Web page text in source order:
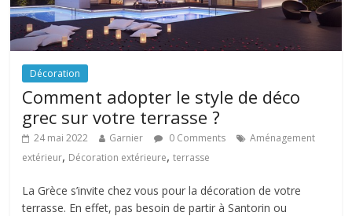
Décoration
Comment adopter le style de déco
grec sur votre terrasse ?
24 mai 2022 Garnier 0 Comments
Aménagement
extérieur, Décoration extérieure,terrasse
La Grèce s’invite chez vous pour la décoration de votre
terrasse. En effet, pas besoin de partir à Santorin ou